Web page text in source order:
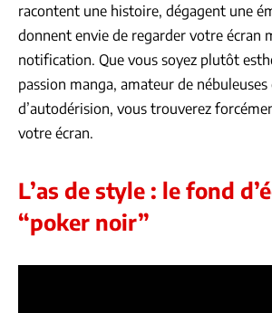
racontent une histoire, dégagent une
donnent envie de regarder votre écran
notification. Que vous soyez plutôt
passion manga, amateur de nébuleuses
d’autodérision, vous trouverez
votre écran.
L’as de style : le fond
“poker noir”